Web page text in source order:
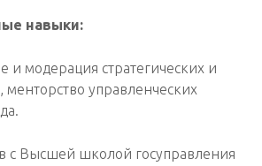
навыки:
и модерация стратегических и
менторство управленческих
с Высшей школой госуправления